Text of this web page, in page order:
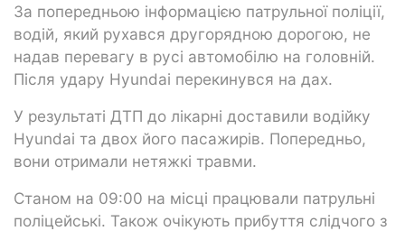
За попередньою інформацією патрульної поліції,
водій, який рухався другорядною дорогою, не
надав перевагу в русі автомобілю на головній.
Після удару Hyundai перекинувся на дах.
У результаті ДТП до лікарні доставили водійку
Hyundai та двох його пасажирів. Попередньо,
вони отримали нетяжкі травми.
Станом на 09:00 на місці працювали патрульні
поліцейські. Також очікують прибуття слідчого з